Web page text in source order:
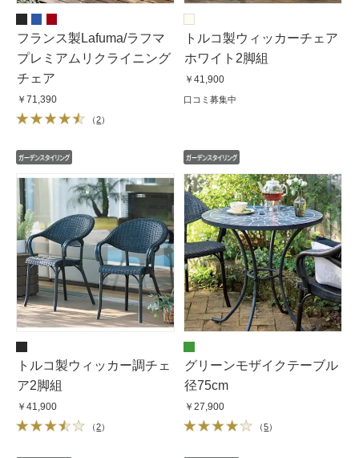
フランス製Lafuma/ラフマ
プレミアムリクライニング
チェア
￥71,390
（2）
トルコ製ウィッカーチェア
ホワイト2脚組
￥41,900
口コミ募集中
トルコ製ウィッカー調チェ
ア2脚組
￥41,900
（2）
グリーンモザイクテーブル
径75cm
￥27,900
（5）